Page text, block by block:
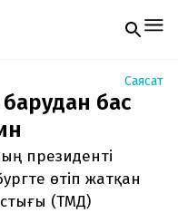
электронды
нөмір
Тек email
Саясат
бас
президенті
өтіп жатқан
(ТМД)